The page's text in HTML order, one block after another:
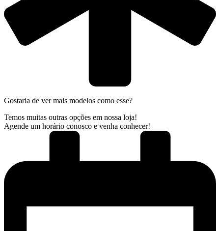
Gostaria de ver mais modelos como esse?
Temos muitas outras opções em nossa loja!
Agende um horário conosco e venha conhecer!